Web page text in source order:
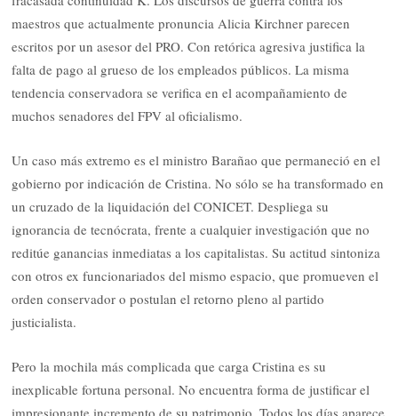
maestros que actualmente pronuncia Alicia Kirchner parecen
escritos por un asesor del PRO. Con retórica agresiva justifica la
falta de pago al grueso de los empleados públicos. La misma
tendencia conservadora se verifica en el acompañamiento de
muchos senadores del FPV al oficialismo.
Un caso más extremo es el ministro Barañao que permaneció en el
gobierno por indicación de Cristina. No sólo se ha transformado en
un cruzado de la liquidación del CONICET. Despliega su
ignorancia de tecnócrata, frente a cualquier investigación que no
reditúe ganancias inmediatas a los capitalistas. Su actitud sintoniza
con otros ex funcionariados del mismo espacio, que promueven el
orden conservador o postulan el retorno pleno al partido
justicialista.
Pero la mochila más complicada que carga Cristina es su
inexplicable fortuna personal. No encuentra forma de justificar el